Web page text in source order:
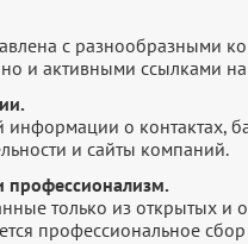
с разнообразными
и активными ссылками
о контактах,
и сайты компаний.
профессионализм.
только из открытых и
профессиональное